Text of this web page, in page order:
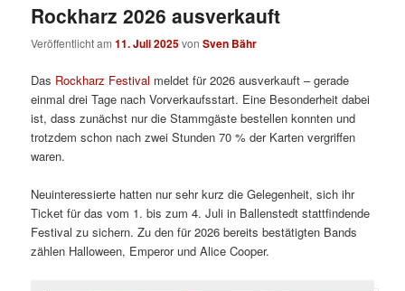
Rockharz 2026 ausverkauft
Veröffentlicht am11. Juli 2025vonSven Bähr
Das Rockharz Festival meldet für 2026 ausverkauft – gerade
einmal drei Tage nach Vorverkaufsstart. Eine Besonderheit dabei
ist, dass zunächst nur die Stammgäste bestellen konnten und
trotzdem schon nach zwei Stunden 70 % der Karten vergriffen
waren.
Neuinteressierte hatten nur sehr kurz die Gelegenheit, sich ihr
Ticket für das vom 1. bis zum 4. Juli in Ballenstedt stattfindende
Festival zu sichern. Zu den für 2026 bereits bestätigten Bands
zählen Halloween, Emperor und Alice Cooper.